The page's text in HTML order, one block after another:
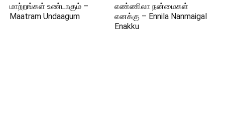
மாற்றங்கள் உண்டாகும் –
Maatram Undaagum
எண்ணிலா நன்மைகள்
எனக்கு – Ennila Nanmaigal
Enakku